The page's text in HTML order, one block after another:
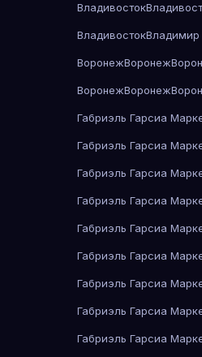
Владивосток
Владивосток
ВоронежВоронеж
ВоронежВоронеж
Габриэль Гарсиа
Габриэль Гарсиа
Габриэль Гарсиа
Габриэль Гарсиа
Габриэль Гарсиа
Габриэль Гарсиа
Габриэль Гарсиа
Габриэль Гарсиа
Габриэль Гарсиа